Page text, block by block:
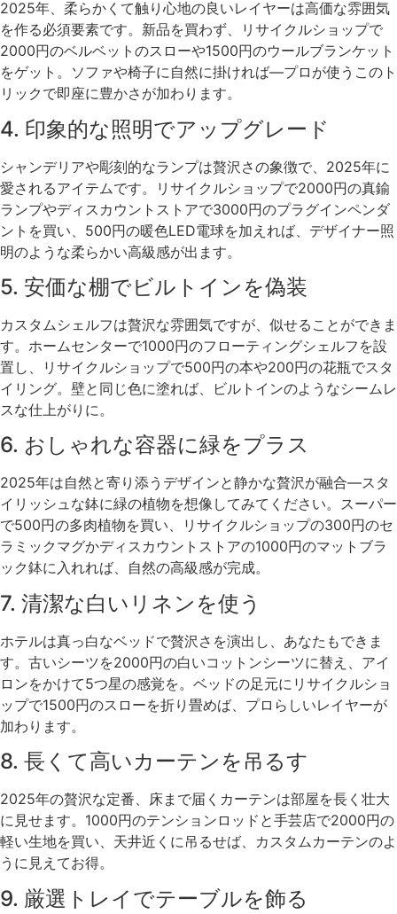
2025年、柔らかくて触り心地の良いレイヤーは高価な雰囲気
を作る必須要素です。新品を買わず、リサイクルショップで
2000円のベルベットのスローや1500円のウールブランケット
をゲット。ソファや椅子に自然に掛ければ—プロが使うこのト
リックで即座に豊かさが加わります。
4. 印象的な照明でアップグレード
シャンデリアや彫刻的なランプは贅沢さの象徴で、2025年に
愛されるアイテムです。リサイクルショップで2000円の真鍮
ランプやディスカウントストアで3000円のプラグインペンダ
ントを買い、500円の暖色LED電球を加えれば、デザイナー照
明のような柔らかい高級感が出ます。
5. 安価な棚でビルトインを偽装
カスタムシェルフは贅沢な雰囲気ですが、似せることができま
す。ホームセンターで1000円のフローティングシェルフを設
置し、リサイクルショップで500円の本や200円の花瓶でスタ
イリング。壁と同じ色に塗れば、ビルトインのようなシームレ
スな仕上がりに。
6. おしゃれな容器に緑をプラス
2025年は自然と寄り添うデザインと静かな贅沢が融合—スタ
イリッシュな鉢に緑の植物を想像してみてください。スーパー
で500円の多肉植物を買い、リサイクルショップの300円のセ
ラミックマグかディスカウントストアの1000円のマットブラ
ック鉢に入れれば、自然の高級感が完成。
7. 清潔な白いリネンを使う
ホテルは真っ白なベッドで贅沢さを演出し、あなたもできま
す。古いシーツを2000円の白いコットンシーツに替え、アイ
ロンをかけて5つ星の感覚を。ベッドの足元にリサイクルショ
ップで1500円のスローを折り畳めば、プロらしいレイヤーが
加わります。
8. 長くて高いカーテンを吊るす
2025年の贅沢な定番、床まで届くカーテンは部屋を長く壮大
に見せます。1000円のテンションロッドと手芸店で2000円の
軽い生地を買い、天井近くに吊るせば、カスタムカーテンのよ
うに見えてお得。
9. 厳選トレイでテーブルを飾る